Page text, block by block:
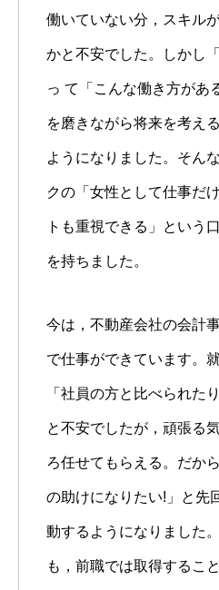
働いていない分，スキル
かと不安でした。しかし
っ て「こんな働き方があ
を磨きながら将来を考え
ようになりました。そん
クの「女性として仕事だ
トも重視できる」という
を持ちました。
今は，不動産会社の会計
で仕事ができています。
「社員の方と比べられた
と不安でしたが，頑張る
ろ任せてもらえる。だか
の助けになりたい!」と先
動するようになりました
も，前職では取得するこ